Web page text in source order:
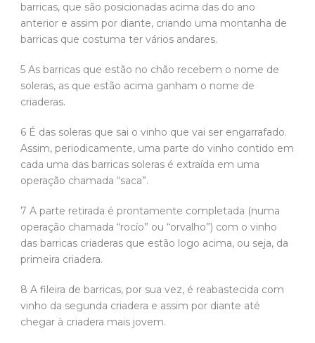
barricas, que são posicionadas acima das do ano
anterior e assim por diante, criando uma montanha de
barricas que costuma ter vários andares.
5 As barricas que estão no chão recebem o nome de
soleras, as que estão acima ganham o nome de
criaderas.
6 É das soleras que sai o vinho que vai ser engarrafado.
Assim, periodicamente, uma parte do vinho contido em
cada uma das barricas soleras é extraída em uma
operação chamada “saca”.
7 A parte retirada é prontamente completada (numa
operação chamada “rocío” ou “orvalho”) com o vinho
das barricas criaderas que estão logo acima, ou seja, da
primeira criadera.
8 A fileira de barricas, por sua vez, é reabastecida com
vinho da segunda criadera e assim por diante até
chegar à criadera mais jovem.